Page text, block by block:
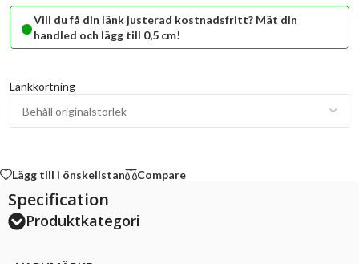
•Vill du få din länk justerad kostnadsfritt? Mät din
handled och lägg till 0,5 cm!
Länkkortning
Lägg till i önskelistan Compare
Specification
Produktkategori